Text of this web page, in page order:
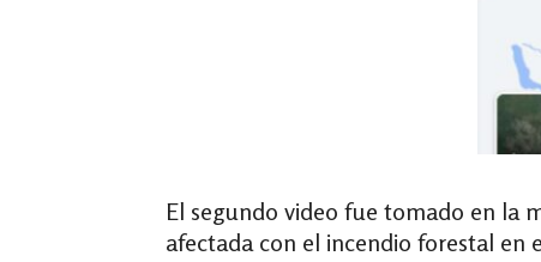
El segundo video fue tomado en la
afectada con el incendio forestal en